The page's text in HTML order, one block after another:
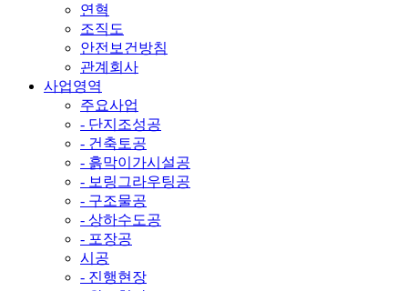
연혁
조직도
안전보건방침
관계회사
사업영역
주요사업
- 단지조성공
- 건축토공
- 흙막이가시설공
- 보링그라우팅공
- 구조물공
- 상하수도공
- 포장공
시공
- 진행현장